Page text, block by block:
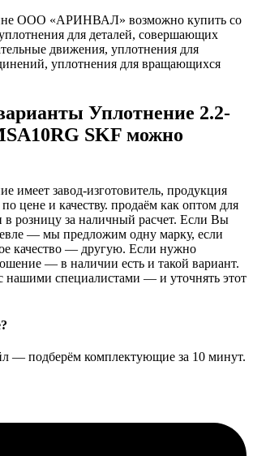
ООО «АРИНВАЛ» возможно купить со
для деталей, совершающих
движения, уплотнения для
уплотнения для вращающихся
Уплотнение 2.2-
SKF можно
имеет завод-изготовитель, продукция
цене и качеству. продаём как оптом для
в розницу за наличный расчет. Если Вы
— мы предложим одну марку, если
качество — другую. Если нужно
— в наличии есть и такой вариант.
нашими специалистами — и уточнять этот
— подберём комплектующие за 10 минут.